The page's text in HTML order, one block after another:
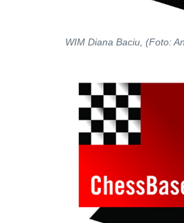
WIM Diana Baciu, (Foto: